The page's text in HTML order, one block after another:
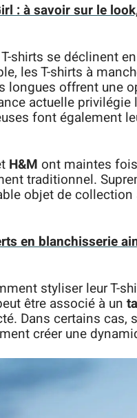
: à savoir sur le
shirts se déclinent
les T-shirts à
longues offrent une
actuelle
font également
H&M ont maintes
traditionnel.
objet de
en blanchisserie
styliser leur T-
être associé à un
Dans certains cas,
créer une